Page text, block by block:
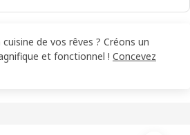
de vos rêves ? Créons un
et fonctionnel ! Concevez